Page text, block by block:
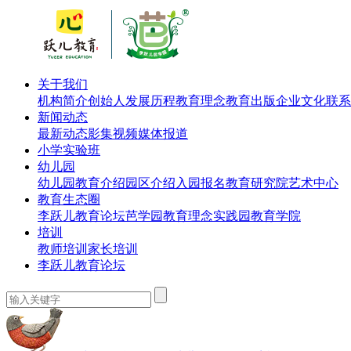
关于我们
机构简介创始人 发展历程教育理念教育出版企业文化联
新闻动态
最新动态影集视频媒体报道
小学实验班
幼儿园
幼儿园教育介绍园区介绍 入园报名教育研究院艺术中心
教育生态圈
李跃儿教育论坛芭学园教育理念实践园教育学院
培训
教师培训 家长培训
李跃儿教育论坛